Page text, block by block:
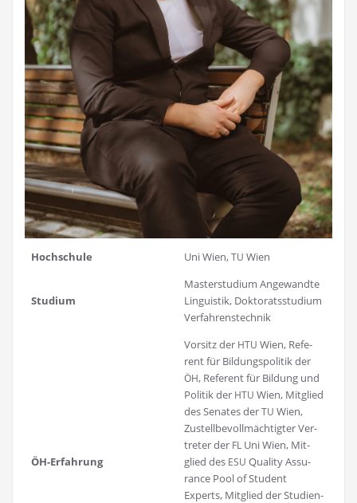
Hoch­schu­le Uni Wien,TU Wien
Stu­di­um
Mas­ter­stu­di­um Ange­wand­te
Lin­gu­is­tik, Dok­to­rats­stu­di­um
Verfahrenstechnik
ÖH-Erfah­rung
Vor­sitz der HTU Wien, Refe­
rent für Bil­dungs­po­li­tik der
ÖH, Refe­rent für Bil­dung und
Poli­tik der HTU Wien, Mit­glied
des Sena­tes derTU Wien,
Zustell­be­voll­mäch­tig­ter Ver­
tre­ter der FLUni Wien, Mit­
glied des ESU Qua­li­ty Assu­
rance Pool of Stu­dent
Experts, Mit­glied der Stu­di­en­